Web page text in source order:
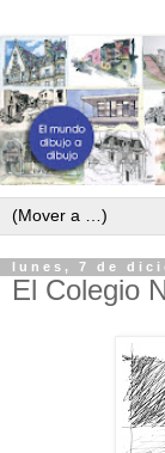
lunes, 7 de
El Colegio